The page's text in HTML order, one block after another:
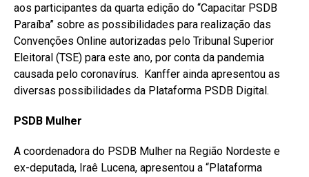
aos participantes da quarta edição do “Capacitar PSDB
Paraíba” sobre as possibilidades para realização das
Convenções Online autorizadas pelo Tribunal Superior
Eleitoral (TSE) para este ano, por conta da pandemia
causada pelo coronavírus. Kanffer ainda apresentou as
diversas possibilidades da Plataforma PSDB Digital.
PSDB Mulher
A coordenadora do PSDB Mulher na Região Nordeste e
ex-deputada, Iraê Lucena, apresentou a “Plataforma